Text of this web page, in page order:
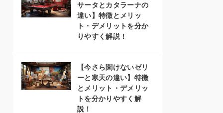
サータとカタラーナの
違い】特徴とメリッ
ト・デメリットを分か
りやすく解説！
【今さら聞けないゼリ
ーと寒天の違い】特徴
とメリット・デメリッ
トを分かりやすく解
説！